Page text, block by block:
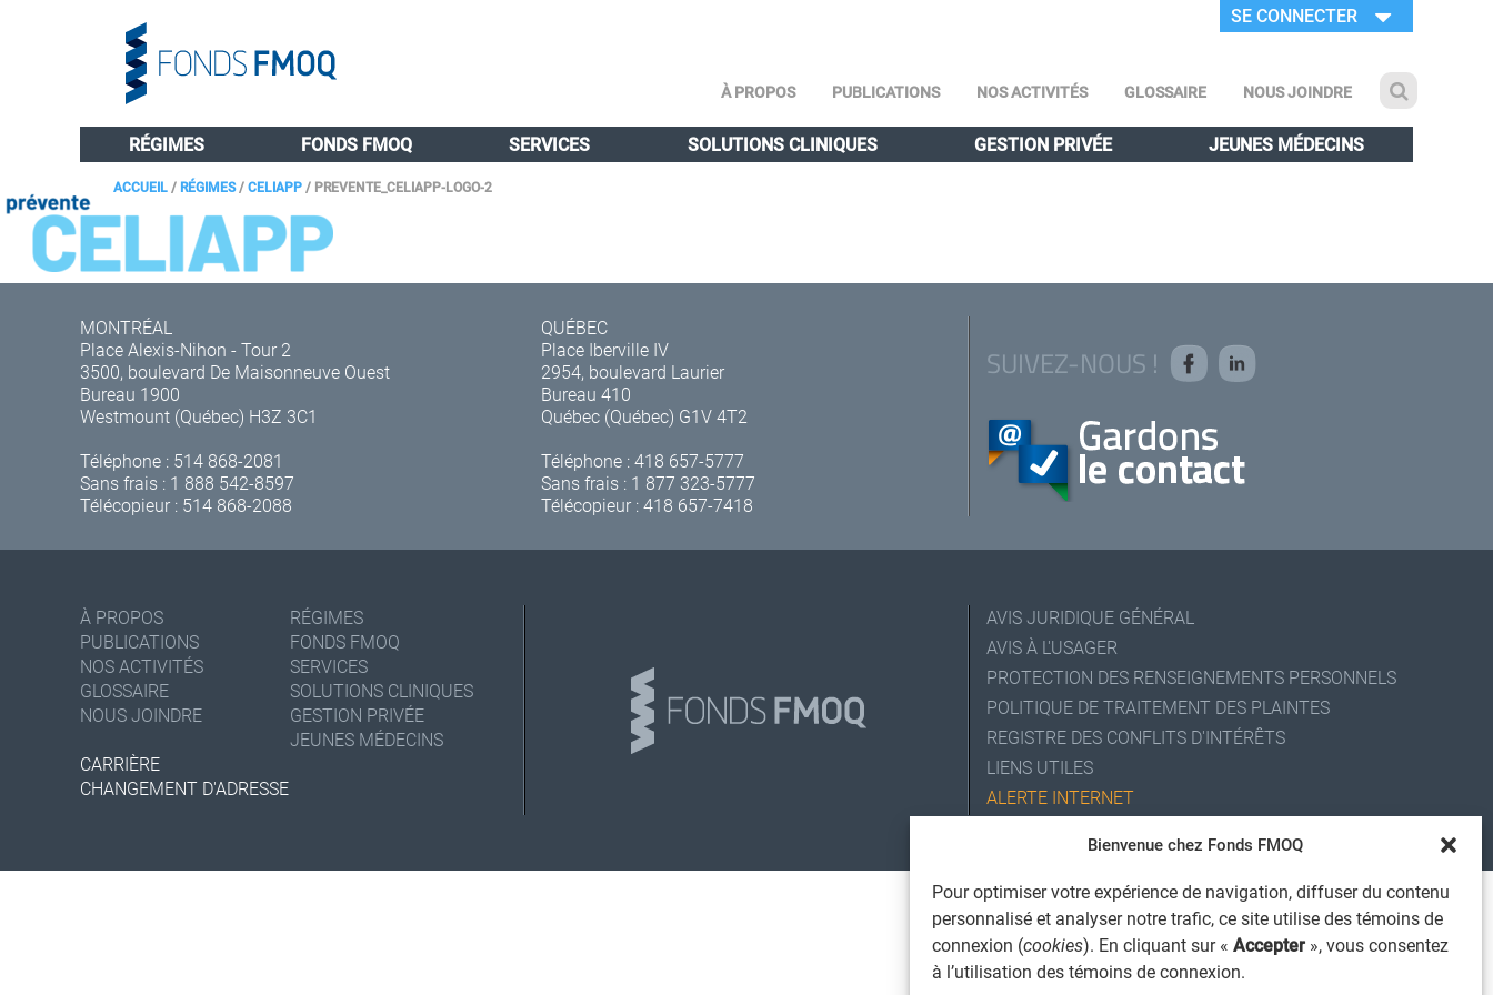
Bienvenue chez Fonds FMOQ
Pour optimiser votre expérience de navigation, diffuser du contenu
personnalisé et analyser notre trafic, ce site utilise des témoins de
connexion (cookies). En cliquant sur « Accepter », vous consentez
à l’utilisation des témoins de connexion.
SE CONNECTER
À PROPOS PUBLICATIONS NOS ACTIVITÉS GLOSSAIRE NOUS JOINDRE
RÉGIMES FONDS FMOQ SERVICES SOLUTIONS CLINIQUES GESTION PRIVÉE JEUNES MÉDECINS
ACCUEIL/RÉGIMES/CELIAPP/ PREVENTE_CELIAPP-LOGO-2
MONTRÉAL
Place Alexis-Nihon - Tour 2
3500, boulevard De Maisonneuve Ouest
Bureau 1900
Westmount (Québec) H3Z 3C1
Téléphone : 514 868-2081
Sans frais : 1 888 542-8597
Télécopieur : 514 868-2088
QUÉBEC
Place Iberville IV
2954, boulevard Laurier
Bureau 410
Québec (Québec) G1V 4T2
Téléphone :418 657-5777
Sans frais : 1 877 323-5777
Télécopieur : 418 657-7418
SUIVEZ-NOUS !
À PROPOS
PUBLICATIONS
NOS ACTIVITÉS
GLOSSAIRE
NOUS JOINDRE
RÉGIMES
FONDS FMOQ
SERVICES
SOLUTIONS CLINIQUES
GESTION PRIVÉE
JEUNES MÉDECINS
CARRIÈRE
CHANGEMENT D'ADRESSE
AVIS JURIDIQUE GÉNÉRAL
AVIS À L'USAGER
PROTECTION DES RENSEIGNEMENTS PERSONNELS
POLITIQUE DE TRAITEMENT DES PLAINTES
REGISTRE DES CONFLITS D'INTÉRÊTS
LIENS UTILES
ALERTE INTERNET
Tous droits réservés.